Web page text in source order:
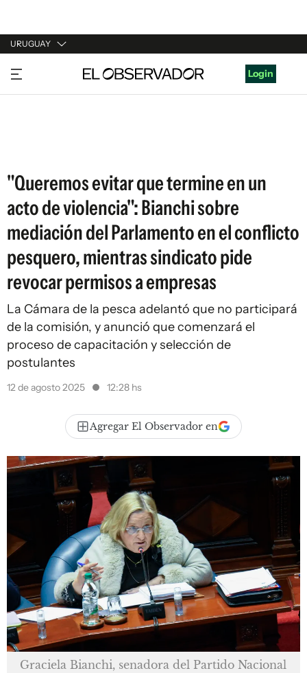
URUGUAY
URUGUAY
ARGENTINA
Login
"Queremos evitar que termine en un
acto de violencia": Bianchi sobre
mediación del Parlamento en el conflicto
pesquero, mientras sindicato pide
revocar permisos a empresas
La Cámara de la pesca adelantó que no participará
de la comisión, y anunció que comenzará el
proceso de capacitación y selección de
postulantes
12 de agosto 2025 12:28 hs
Agregar El Observador en
Graciela Bianchi, senadora del Partido Nacional